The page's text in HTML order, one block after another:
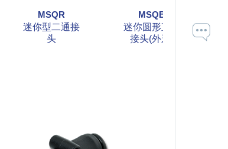
MSQR
迷你型二通接
头
MSQB
迷你圆形直立
接头(外牙)